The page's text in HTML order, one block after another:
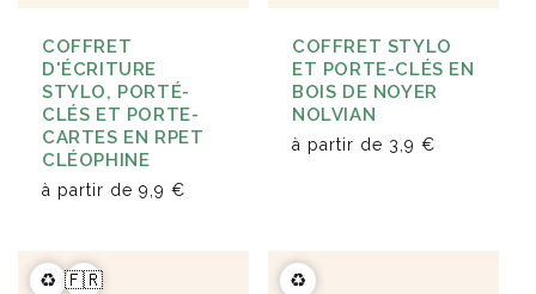
COFFRET
D'ÉCRITURE
STYLO, PORTÉ-
CLÉS ET PORTE-
CARTES EN RPET
CLÉOPHINE
à partir de 9,9 €
COFFRET STYLO
ET PORTE-CLÉS EN
BOIS DE NOYER
NOLVIAN
à partir de 3,9 €
♻️ 🇫🇷 ♻️